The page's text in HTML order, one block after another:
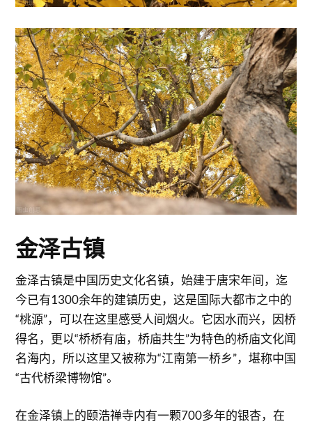
金泽古镇
金泽古镇是中国历史文化名镇，始建于唐宋年间，迄
今已有1300余年的建镇历史，这是国际大都市之中的
“桃源”，可以在这里感受人间烟火。它因水而兴，因桥
得名，更以“桥桥有庙，桥庙共生”为特色的桥庙文化闻
名海内，所以这里又被称为“江南第一桥乡”，堪称中国
“古代桥梁博物馆”。
在金泽镇上的颐浩禅寺内有一颗700多年的银杏，在